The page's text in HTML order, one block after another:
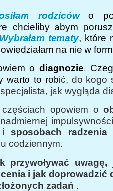
rodziców
o
chcieliby abym
Wybrałam tematy, które
na nie w
o diagnozie.
warto to robić, do kogo
jak wygląda
częściach opowiem o
isposobach
codziennym.
przywoływać
i jak doprowadzić
zadań .